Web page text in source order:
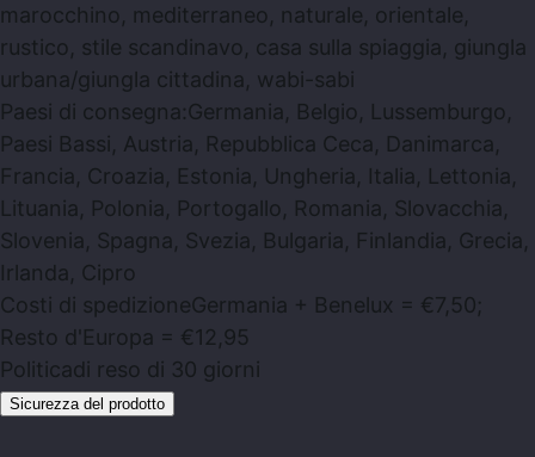
marocchino, mediterraneo, naturale, orientale,
rustico, stile scandinavo, casa sulla spiaggia, giungla
urbana/giungla cittadina, wabi-sabi
Paesi di consegna:Germania, Belgio, Lussemburgo,
Paesi Bassi, Austria, Repubblica Ceca, Danimarca,
Francia, Croazia, Estonia, Ungheria, Italia, Lettonia,
Lituania, Polonia, Portogallo, Romania, Slovacchia,
Slovenia, Spagna, Svezia, Bulgaria, Finlandia, Grecia,
Irlanda, Cipro
Costi di spedizioneGermania + Benelux = €7,50;
Resto d'Europa = €12,95
Politicadi reso di 30 giorni
Sicurezza del prodotto